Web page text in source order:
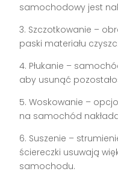
samochodowy jest
3. Szczotkowanie –
paski materiału
4. Płukanie –
aby usunąć
5. Woskowanie –
na samochód
6. Suszenie –
ściereczki usuwają
samochodu.